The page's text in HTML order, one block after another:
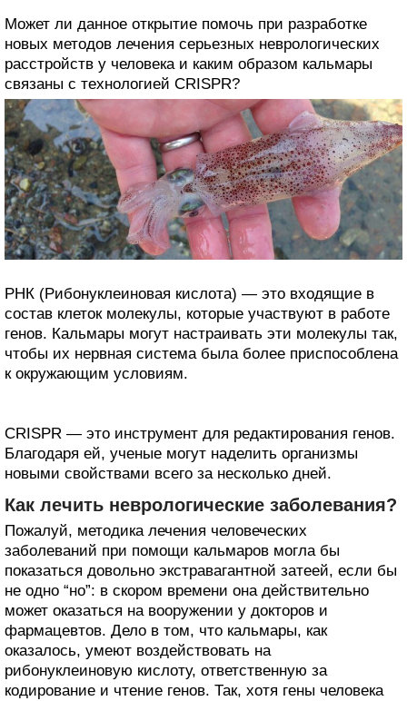
Может ли данное открытие помочь при разработке
новых методов лечения серьезных неврологических
расстройств у человека и каким образом кальмары
связаны с технологией CRISPR?
РНК (Рибонуклеиновая кислота) — это входящие в
состав клеток молекулы, которые участвуют в работе
генов. Кальмары могут настраивать эти молекулы так,
чтобы их нервная система была более приспособлена
к окружающим условиям.
CRISPR — это инструмент для редактирования генов.
Благодаря ей, ученые могут наделить организмы
новыми свойствами всего за несколько дней.
Как лечить неврологические заболевания?
Пожалуй, методика лечения человеческих
заболеваний при помощи кальмаров могла бы
показаться довольно экстравагантной затеей, если бы
не одно “но”: в скором времени она действительно
может оказаться на вооружении у докторов и
фармацевтов. Дело в том, что кальмары, как
оказалось, умеют воздействовать на
рибонуклеиновую кислоту, ответственную за
кодирование и чтение генов. Так, хотя гены человека